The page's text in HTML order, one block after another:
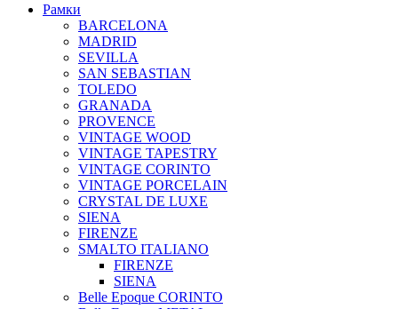
Рамки
BARCELONA
MADRID
SEVILLA
SAN SEBASTIAN
TOLEDO
GRANADA
PROVENCE
VINTAGE WOOD
VINTAGE TAPESTRY
VINTAGE CORINTO
VINTAGE PORCELAIN
CRYSTAL DE LUXE
SIENA
FIRENZE
SMALTO ITALIANO
FIRENZE
SIENA
Belle Epoque CORINTO